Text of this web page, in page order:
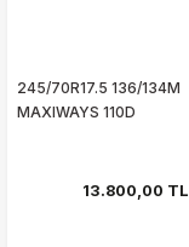
245/70R17.5 136/134M
MAXIWAYS 110D
13.800,00 TL